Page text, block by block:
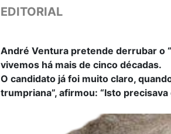
EDITORIAL
André Ventura pretende derrubar o
vivemos há mais de cinco décadas.
O candidato já foi muito claro,
trumpriana”, afirmou: “Isto precisava